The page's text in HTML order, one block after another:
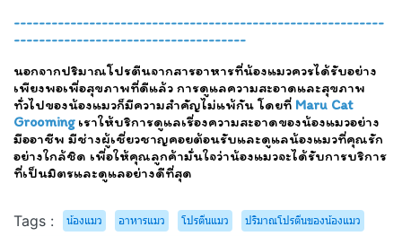
-----------------------------------------------------------
-------------------------------------
นอกจากปริมาณโปรตีนจากสารอาหารที่น้องแมวควรได้รับอย่าง
เพียงพอเพื่อสุขภาพที่ดีแล้ว การดูแลความสะอาดและสุขภาพ
ทั่วไปของน้องแมวก็มีความสำคัญไม่แพ้กัน โดยที่ Maru Cat
Groomingเราให้บริการดูแลเรื่องความสะอาดของน้องแมวอย่าง
มืออาชีพ มีช่างผู้เชี่ยวชาญคอยต้อนรับและดูแลน้องแมวที่คุณรัก
อย่างใกล้ชิด เพื่อให้คุณลูกค้ามั่นใจว่าน้องแมวจะได้รับการบริการ
ที่เป็นมิตรและดูแลอย่างดีที่สุด
Tags : น้องแมว อาหารแมว โปรตีนแมว
ปริมาณโปรตีนของน้องแมว